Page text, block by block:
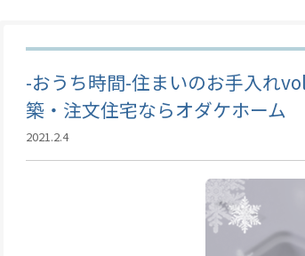
-おうち時間-住まいのお手入れ
築・注文住宅ならオダケホーム
2021.2.4